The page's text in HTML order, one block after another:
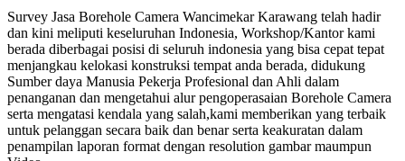
Survey Jasa Borehole Camera Wancimekar Karawang telah hadir
dan kini meliputi keseluruhan Indonesia, Workshop/Kantor kami
berada diberbagai posisi di seluruh indonesia yang bisa cepat tepat
menjangkau kelokasi konstruksi tempat anda berada, didukung
Sumber daya Manusia Pekerja Profesional dan Ahli dalam
penanganan dan mengetahui alur pengoperasaian Borehole Camera
serta mengatasi kendala yang salah,kami memberikan yang terbaik
untuk pelanggan secara baik dan benar serta keakuratan dalam
penampilan laporan format dengan resolution gambar maumpun